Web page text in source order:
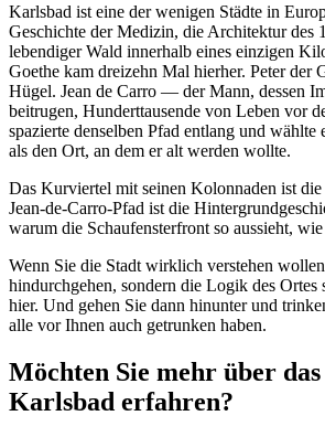
Karlsbad ist eine der wenigen Städte in
Geschichte der Medizin, die Architektur des
lebendiger Wald innerhalb eines einzigen
Goethe kam dreizehn Mal hierher. Peter der
Hügel. Jean de Carro — der Mann, dessen
beitrugen, Hunderttausende von Leben vor
spazierte denselben Pfad entlang und wählte
als den Ort, an dem er alt werden wollte.
Das Kurviertel mit seinen Kolonnaden ist
Jean-de-Carro-Pfad ist die
warum die Schaufensterfront so aussieht, wie
Wenn Sie die Stadt wirklich verstehen
hindurchgehen, sondern die Logik des
hier. Und gehen Sie dann hinunter und
alle vor Ihnen auch getrunken haben.
Möchten Sie mehr über das
Karlsbad erfahren?